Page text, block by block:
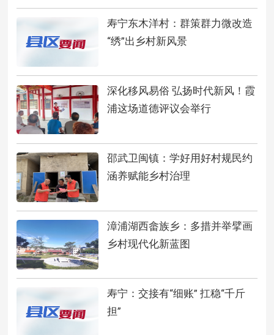
寿宁东木洋村：群策群力微改造
“绣”出乡村新风景
深化移风易俗 弘扬时代新风！霞
浦这场道德评议会举行
邵武卫闽镇：学好用好村规民约
涵养赋能乡村治理
漳浦湖西畲族乡：多措并举擘画
乡村现代化新蓝图
寿宁：交接有“细账” 扛稳“千斤
担”